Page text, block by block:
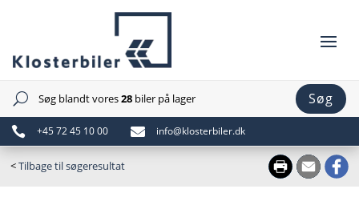
U Søg blandt vores28 biler på lager Søg
 +45 72 45 10 00  info@klosterbiler.dk
<Tilbage til søgeresultat